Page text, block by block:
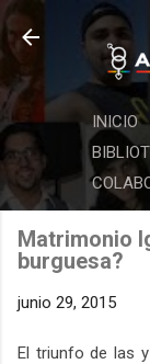
INICIO
Matrimonio
burguesa?
junio 29, 2015
El triunfo de las